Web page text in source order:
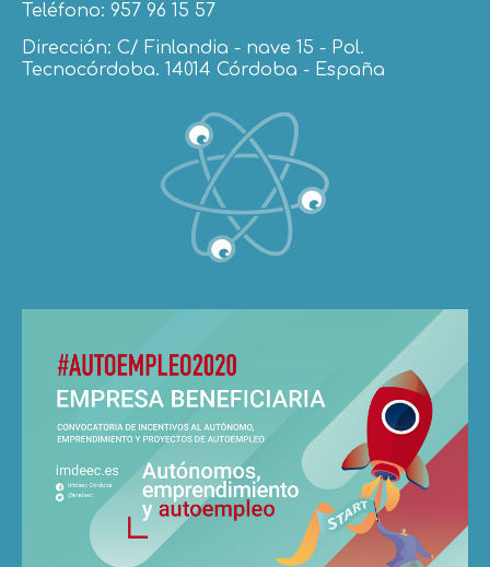
Teléfono: 957 96 15 57
Dirección: C/ Finlandia - nave 15 - Pol.
Tecnocórdoba. 14014 Córdoba - España